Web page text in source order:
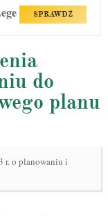
SPRAWDŹ
do
planu
r. o planowaniu i